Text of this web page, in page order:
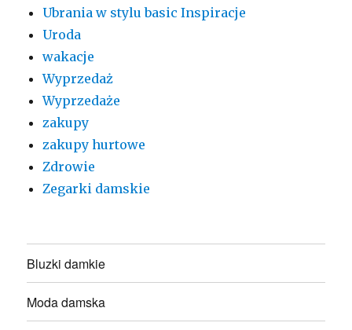
Ubrania w stylu basic Inspiracje
Uroda
wakacje
Wyprzedaż
Wyprzedaże
zakupy
zakupy hurtowe
Zdrowie
Zegarki damskie
Bluzki damkie
Moda damska